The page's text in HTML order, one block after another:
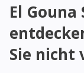
El
Sie nicht